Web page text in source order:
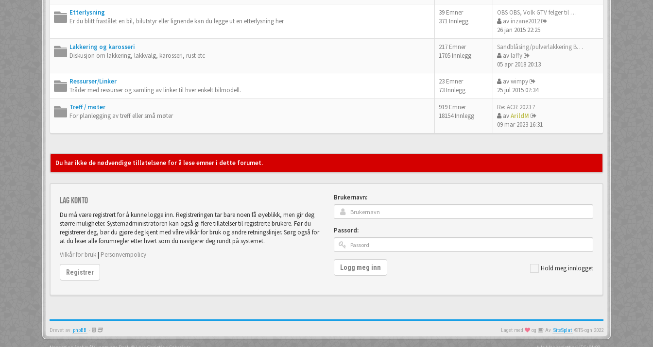
Etterlysning
Er du blitt frastålet en bil, bilutstyr eller lignende kan du legge ut en etterlysning her
39 Emner
371 Innlegg
OBS OBS, Volk GTV felger til …
av inzane2012
26 jan 2015 22:25
Lakkering og karosseri
Diskusjon om lakkering, lakkvalg, karosseri, rust etc
217 Emner
1705 Innlegg
Sandblåsing/pulverlakkering B…
av laffy
05 apr 2018 20:13
Ressurser/Linker
Tråder med ressurser og samling av linker til hver enkelt bilmodell.
23 Emner
73 Innlegg
avwimpy
25 jul 2015 07:34
Treff / møter
For planlegging av treff eller små møter
919 Emner
18154 Innlegg
Re: ACR 2023 ?
avArildM
09 mar 2023 16:31
Du har ikke de nødvendige tillatelsene for å lese emner i dette forumet.
Lag konto
Du må være registrert for å kunne logge inn. Registreringen tar bare noen få øyeblikk, men gir deg
større muligheter. Systemadministratoren kan også gi flere tillatelser til registrerte brukere. Før du
registrerer deg, bør du gjøre deg kjent med våre vilkår for bruk og andre retningslinjer. Sørg også for
at du leser alle forumregler etter hvert som du navigerer deg rundt på systemet.
Vilkår for bruk| Personvernpolicy
Registrer
Brukernavn:
Passord:
Hold meg innlogget
Logg meg inn
Drevet av phpBB - Laget med og Av SiteSplat ©TS-ogn 2022